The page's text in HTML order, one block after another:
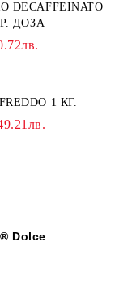
DECAFFEINATO
ДОЗА
1 КГ.
Dolce